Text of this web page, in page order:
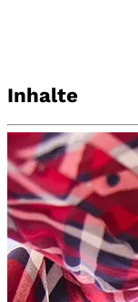
Inhalte